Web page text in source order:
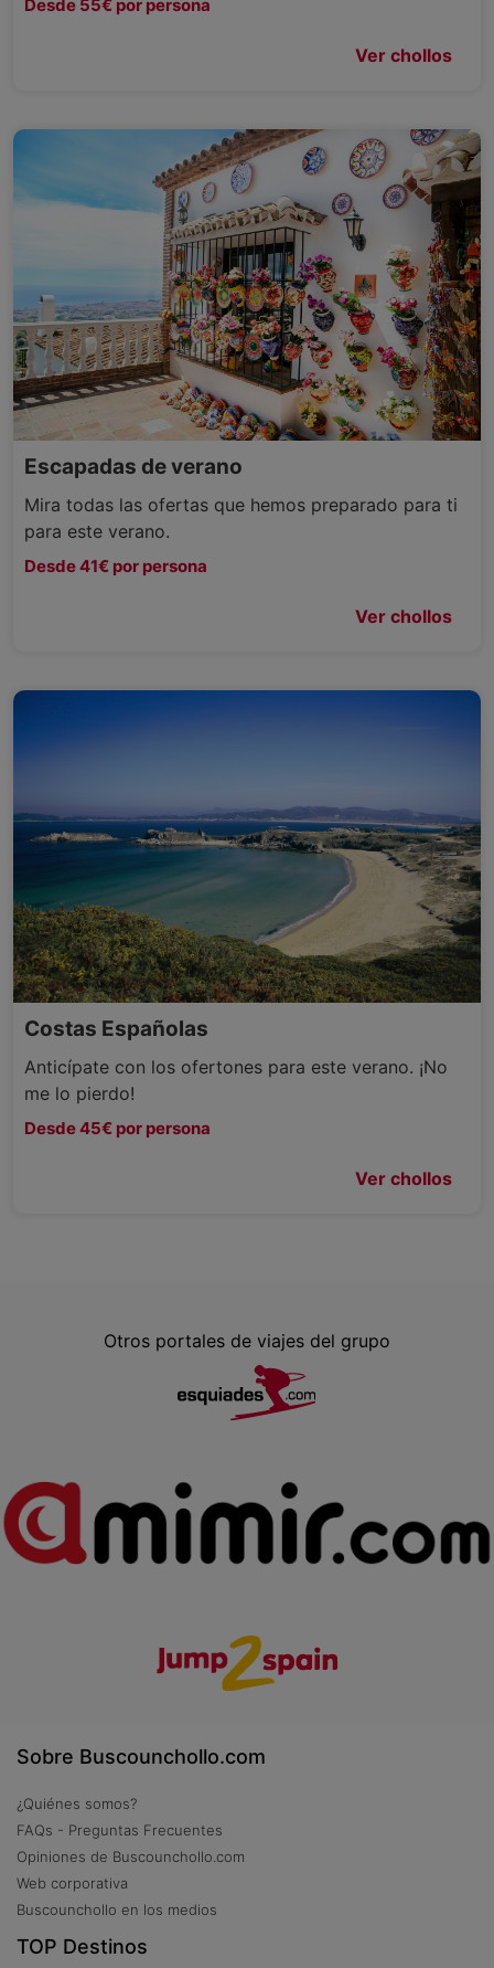
Desde 55€ por persona
Ver chollos
Escapadas de verano
Mira todas las ofertas que hemos preparado para ti
para este verano.
Desde 41€ por persona
Ver chollos
Costas Españolas
Anticípate con los ofertones para este verano. ¡No
me lo pierdo!
Desde 45€ por persona
Ver chollos
Otros portales de viajes del grupo
Sobre Buscounchollo.com
¿Quiénes somos?
FAQs - Preguntas Frecuentes
Opiniones de Buscounchollo.com
Web corporativa
Buscounchollo en los medios
TOP Destinos